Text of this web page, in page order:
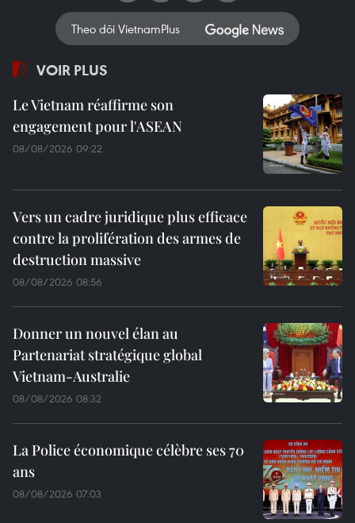
Theo dõi VietnamPlus
VOIR PLUS
Le Vietnam réaffirme son
engagement pour l'ASEAN
08/08/2026 09:22
Vers un cadre juridique plus efficace
contre la prolifération des armes de
destruction massive
08/08/2026 08:56
Donner un nouvel élan au
Partenariat stratégique global
Vietnam-Australie
08/08/2026 08:32
La Police économique célèbre ses 70
ans
08/08/2026 07:03